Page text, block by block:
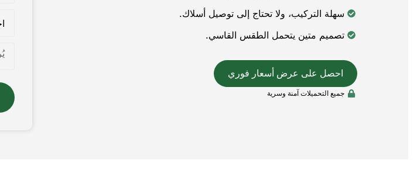
سهلة التركيب، ولا تحتاج إلى توصيل أسلاك.
تصميم متين يتحمل الطقس القاسي.
احصل على عرض أسعار فوري
جميع التحميلات آمنة وسرية